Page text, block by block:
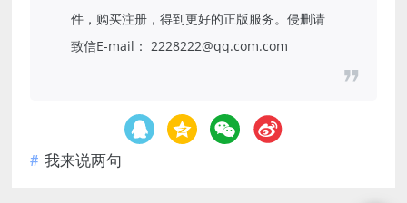
件，购买注册，得到更好的正版服务。侵删请
致信E-mail： 2228222@qq.com.com
我来说两句